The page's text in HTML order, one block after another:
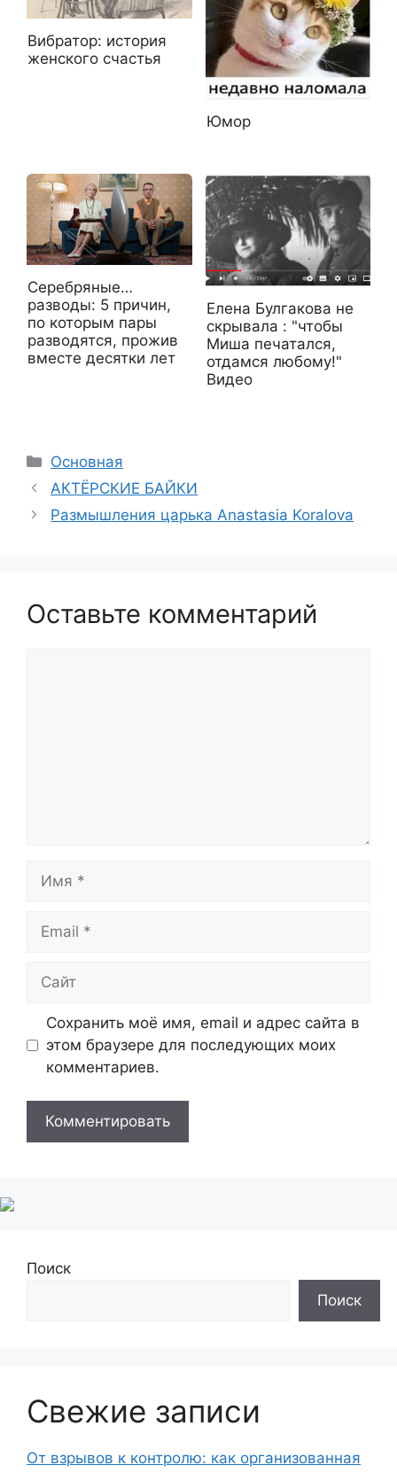
Вибратор: история
женского счастья
Юмор
Серебряные…
разводы: 5 причин,
по которым пары
разводятся, прожив
вместе десятки лет
Елена Булгакова не
скрывала : "чтобы
Миша печатался,
отдамся любому!"
Видео
Рубрики
Основная
АКТЁРСКИЕ БАЙКИ
Размышления царька Anastasia Koralova
Оставьте комментарий
Сохранить моё имя, email и адрес сайта в
этом браузере для последующих моих
комментариев.
Поиск
Поиск
Свежие записи
От взрывов к контролю: как организованная